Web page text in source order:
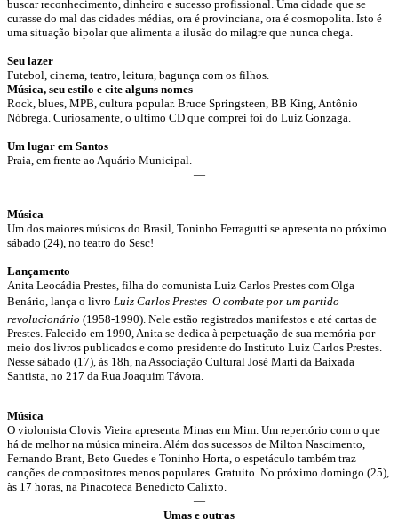
buscar reconhecimento, dinheiro e sucesso profissional. Uma cidade que se
curasse do mal das cidades médias, ora é provinciana, ora é cosmopolita. Isto é
uma situação bipolar que alimenta a ilusão do milagre que nunca chega.
Seu lazer
Futebol, cinema, teatro, leitura, bagunça com os filhos.
Música, seu estilo e cite alguns nomes
Rock, blues, MPB, cultura popular. Bruce Springsteen, BB King, Antônio
Nóbrega. Curiosamente, o ultimo CD que comprei foi do Luiz Gonzaga.
Um lugar em Santos
Praia, em frente ao Aquário Municipal.
—
Música
Um dos maiores músicos do Brasil, Toninho Ferragutti se apresenta no próximo
sábado (24), no teatro do Sesc!
Lançamento
Anita Leocádia Prestes, filha do comunista Luiz Carlos Prestes com Olga
Benário, lança o livro Luiz Carlos Prestes  O combate por um partido
revolucionário (1958-1990). Nele estão registrados manifestos e até cartas de
Prestes. Falecido em 1990, Anita se dedica à perpetuação de sua memória por
meio dos livros publicados e como presidente do Instituto Luiz Carlos Prestes.
Nesse sábado (17), às 18h, na Associação Cultural José Martí da Baixada
Santista, no 217 da Rua Joaquim Távora.
Música
O violonista Clovis Vieira apresenta Minas em Mim. Um repertório com o que
há de melhor na música mineira. Além dos sucessos de Milton Nascimento,
Fernando Brant, Beto Guedes e Toninho Horta, o espetáculo também traz
canções de compositores menos populares. Gratuito. No próximo domingo (25),
às 17 horas, na Pinacoteca Benedicto Calixto.
—
Umas e outras